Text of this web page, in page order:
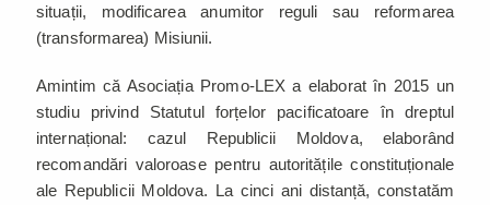
situații, modificarea anumitor reguli sau reformarea
(transformarea) Misiunii.
Amintim că Asociația Promo-LEX a elaborat în 2015 un
studiu privind Statutul forțelor pacificatoare în dreptul
internațional: cazul Republicii Moldova, elaborând
recomandări valoroase pentru autoritățile constituționale
ale Republicii Moldova. La cinci ani distanță, constatăm